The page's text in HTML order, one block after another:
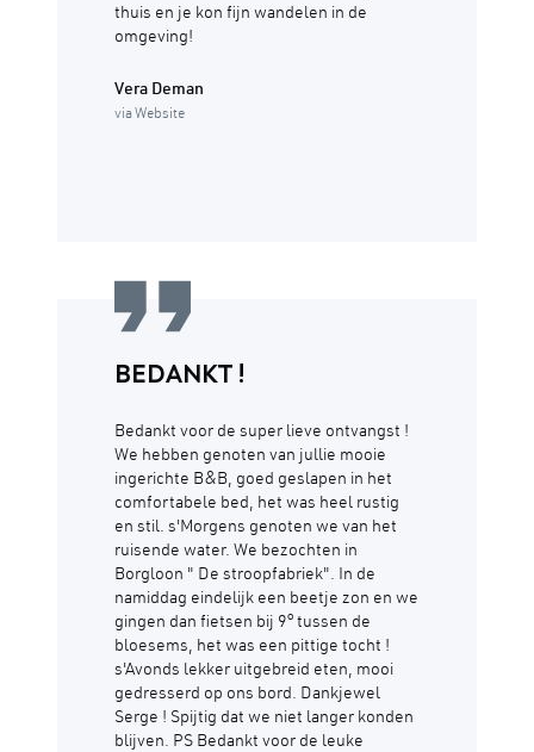
thuis en je kon fijn wandelen in de
omgeving!
Vera Deman
via Website
BEDANKT !
Bedankt voor de super lieve ontvangst !
We hebben genoten van jullie mooie
ingerichte B&B, goed geslapen in het
comfortabele bed, het was heel rustig
en stil. s'Morgens genoten we van het
ruisende water. We bezochten in
Borgloon " De stroopfabriek". In de
namiddag eindelijk een beetje zon en we
gingen dan fietsen bij 9° tussen de
bloesems, het was een pittige tocht !
s'Avonds lekker uitgebreid eten, mooi
gedresserd op ons bord. Dankjewel
Serge ! Spijtig dat we niet langer konden
blijven. PS Bedankt voor de leuke